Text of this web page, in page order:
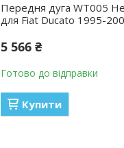
Передня дуга WT005
для Fiat Ducato 1995-
5 566 ₴
Готово до відправки
Купити